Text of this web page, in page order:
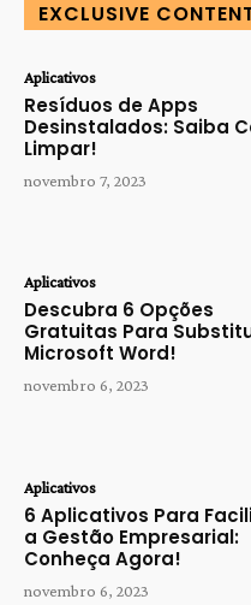
EXCLUSIVE
Aplicativos
Resíduos de Apps
Desinstalados: Saiba
Limpar!
novembro 7, 2023
Aplicativos
Descubra 6 Opções
Gratuitas Para
Microsoft Word!
novembro 6, 2023
Aplicativos
6 Aplicativos Para
a Gestão Empresarial:
Conheça Agora!
novembro 6, 2023